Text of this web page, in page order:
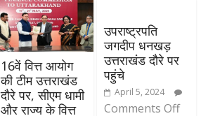
16वें वित्त आयोग
की टीम उत्तराखंड
दौरे पर, सीएम धामी
और राज्य के वित्त
उपराष्ट्रपति
जगदीप धनखड़
उत्तराखंड दौरे पर
पहुंचे
April 5, 2024
Comments Off